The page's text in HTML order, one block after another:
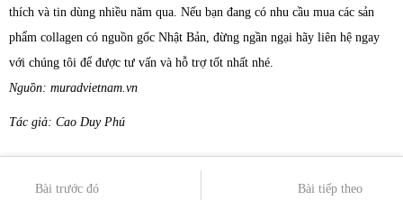
thích và tin dùng nhiều năm qua. Nếu bạn đang có nhu cầu mua các sản
phẩm collagen có nguồn gốc Nhật Bản, đừng ngần ngại hãy liên hệ ngay
với chúng tôi để được tư vấn và hỗ trợ tốt nhất nhé.
Nguồn: muradvietnam.vn
Tác giả: Cao Duy Phú
Bài trước đó
Bài tiếp theo